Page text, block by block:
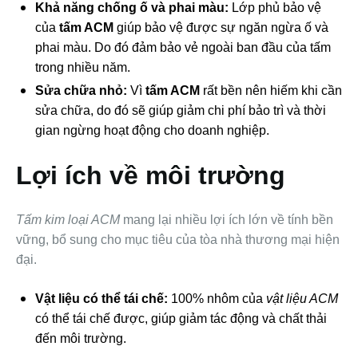
Khả năng chống ố và phai màu: Lớp phủ bảo vệ
của tấm ACM giúp bảo vệ được sự ngăn ngừa ố và
phai màu. Do đó đảm bảo vẻ ngoài ban đầu của tấm
trong nhiều năm.
Sửa chữa nhỏ: Vì tấm ACM rất bền nên hiếm khi cần
sửa chữa, do đó sẽ giúp giảm chi phí bảo trì và thời
gian ngừng hoạt động cho doanh nghiệp.
Lợi ích về môi trường
Tấm kim loại ACMmang lại nhiều lợi ích lớn về tính bền
vững, bổ sung cho mục tiêu của tòa nhà thương mại hiện
đại.
Vật liệu có thể tái chế: 100% nhôm của vật liệu ACM
có thể tái chế được, giúp giảm tác động và chất thải
đến môi trường.